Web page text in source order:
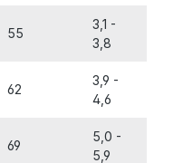
55
3,1 -
3,8
62
3,9 -
4,6
69
5,0 -
5,9